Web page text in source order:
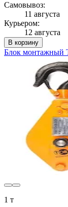
Самовывоз:
11 августа
Курьером:
12 августа
В корзину
Блок монтажный
1 т